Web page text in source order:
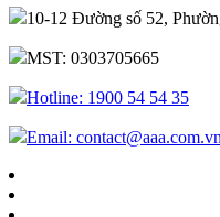
10-12 Đường số 52,
MST: 0303705665
Hotline: 1900 54 54 35
Email: contact@aaa.com.vn